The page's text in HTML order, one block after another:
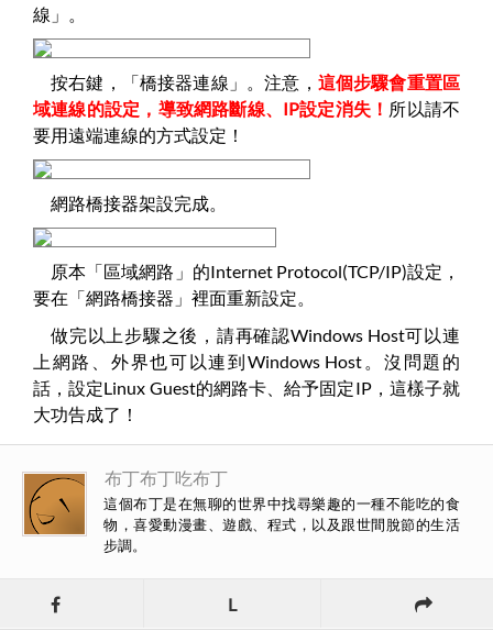
線」。
按右鍵，「橋接器連線」。注意， 這個步驟會重置區
域連線的設定，導致網路斷線、IP設定消失！ 所以請不
要用遠端連線的方式設定！
網路橋接器架設完成。
原本「區域網路」的Internet Protocol(TCP/IP)設定，
要在「網路橋接器」裡面重新設定。
做完以上步驟之後，請再確認Windows Host可以連
上網路、外界也可以連到Windows Host。沒問題的
話，設定Linux Guest的網路卡、給予固定IP，這樣子就
大功告成了！
布丁布丁吃布丁
這個布丁是在無聊的世界中找尋樂趣的一種不能吃的食
物，喜愛動漫畫、遊戲、程式，以及跟世間脫節的生活
步調。
L